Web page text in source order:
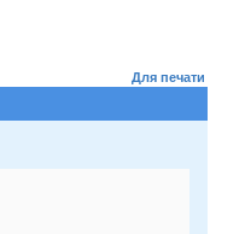
Для печати